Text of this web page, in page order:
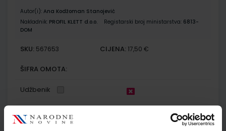
Autor(i): Ana Kodžoman Stanojević
Nakladnik: PROFIL KLETT d.o.o. Registarski broj ministarstva: 6813-
DOM
SKU: 567653 CIJENA: 17,50 €
ŠIFRA OMOTA:
Udžbenik
FIZIKA OKO NAS 3; udžbenik fizike s dodatnim digitalnim